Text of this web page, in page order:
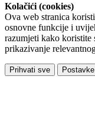
Kolačići (cookies)
Ova web stranica
osnovne funkcije i
razumjeti kako koristite
prikazivanje
Prihvati sve Postavke